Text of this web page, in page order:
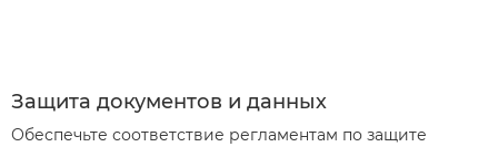
Защита документов и данных
Обеспечьте соответствие регламентам по защите